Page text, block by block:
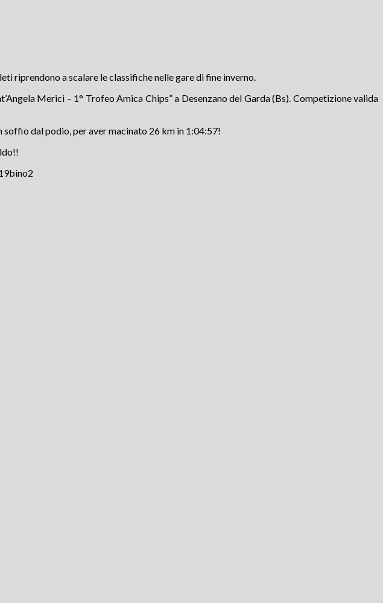
riprendono a scalare le classifiche nelle gare di fine inverno.
Merici – 1° Trofeo Amica Chips” a Desenzano del Garda (Bs). Competizione valida
dal podio, per aver macinato 26 km in 1:04:57!